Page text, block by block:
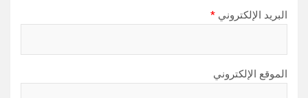
البريد الإلكتروني *
الموقع الإلكتروني